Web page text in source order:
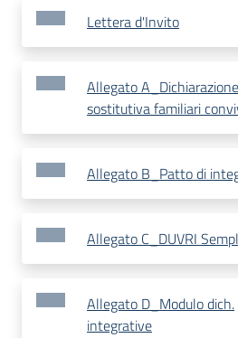
Lettera d'Invito
Allegato A_Dichiarazione
sostitutiva familiari
Allegato B_Patto di
Allegato C_DUVRI
Allegato D_Modulo dich.
integrative